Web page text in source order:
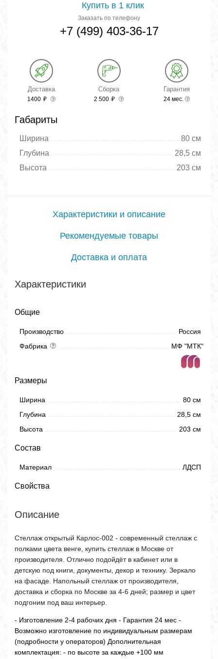
Купить в 1 клик
Заказать по телефону
+7 (499) 403-36-17
Доставка
1400 ₽
Сборка
2 500 ₽
Гарантия
24 мес.
Габариты
Ширина
80 см
Глубина
28,5 см
Высота
203 см
Характеристики и описание
Рекомендуемые товары
Доставка и оплата
Характеристики
Общие
Производство
Россия
Фабрика
МФ "МТК"
Размеры
Ширина
80 см
Глубина
28,5 см
Высота
203 см
Состав
Материал ЛДСП
Свойства
Описание
Стеллаж открытый Карлос-002 - современный стеллаж с
полками цвета венге, купить стеллаж в Москве от
производителя. Отлично подойдёт в кабинет или в
детскую под книги, документы, декор и технику. Зеркало
на фасаде. Напольный стеллаж от производителя,
доставка и сборка по Москве за 4-6 дней; размер и цвет
подгоним под ваш интерьер.
- Изготовление 2-4 рабочих дня - Гарантия 24 мес -
Возможно изготовление по индивидуальным размерам
(подробности у операторов) Дополнительная
комплектация: - по высоте за каждые +100 мм